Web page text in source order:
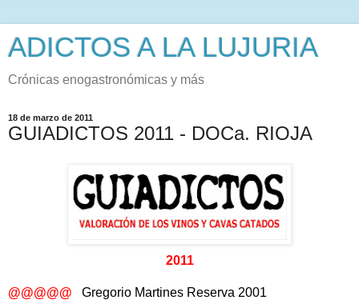
ADICTOS A LA LUJURIA
Crónicas enogastronómicas y más
18 de marzo de 2011
GUIADICTOS 2011 - DOCa. RIOJA
2011
@@@@@ Gregorio Martines Reserva 2001